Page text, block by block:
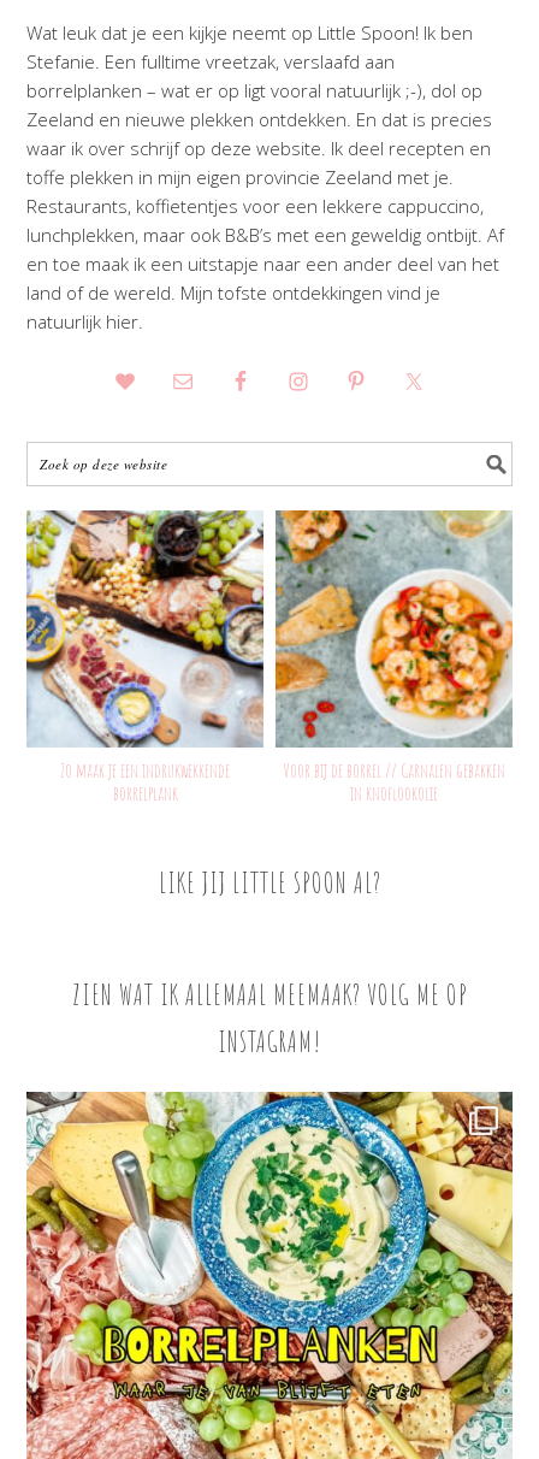
Wat leuk dat je een kijkje neemt op Little Spoon! Ik ben
Stefanie. Een fulltime vreetzak, verslaafd aan
borrelplanken – wat er op ligt vooral natuurlijk ;-), dol op
Zeeland en nieuwe plekken ontdekken. En dat is precies
waar ik over schrijf op deze website. Ik deel recepten en
toffe plekken in mijn eigen provincie Zeeland met je.
Restaurants, koffietentjes voor een lekkere cappuccino,
lunchplekken, maar ook B&B’s met een geweldig ontbijt. Af
en toe maak ik een uitstapje naar een ander deel van het
land of de wereld. Mijn tofste ontdekkingen vind je
natuurlijk hier.
Zo maak je een indrukwekkende
borrelplank
Voor bij de borrel // Garnalen gebakken
in knoflookolie
LIKE JIJ LITTLE SPOON AL?
ZIEN WAT IK ALLEMAAL MEEMAAK? VOLG ME OP
INSTAGRAM!